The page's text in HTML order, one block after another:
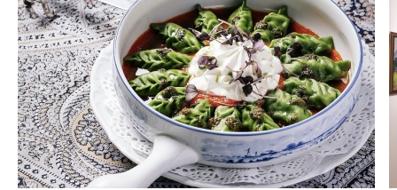
Guide